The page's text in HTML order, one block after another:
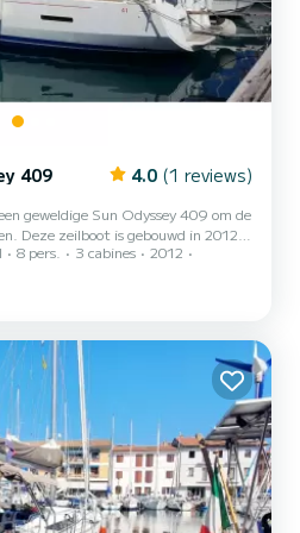
409 4.0 (1 reviews)
geweldige Sun Odyssey 409 om de
Deze zeilboot is gebouwd in 2012
zee te garanderen. De boot
en een capaciteit van 8
van 12 meter is dit uw beste
uitgerust met 2 koppen met een douche. Het heeft de volge...
8 pers. 3 cabines
2012